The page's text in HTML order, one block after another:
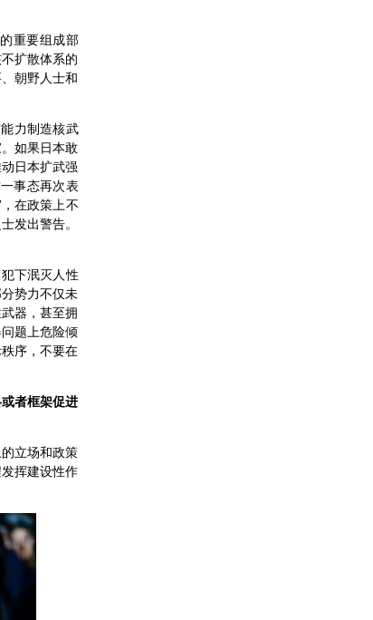
重要组成部
扩散体系的
朝野人士和
力制造核武
如果日本敢
日本扩武强
事态再次表
在政策上不
发出警告。
下泯灭人性
势力不仅未
器，甚至拥
题上危险倾
序，不要在
者框架促进
立场和政策
挥建设性作